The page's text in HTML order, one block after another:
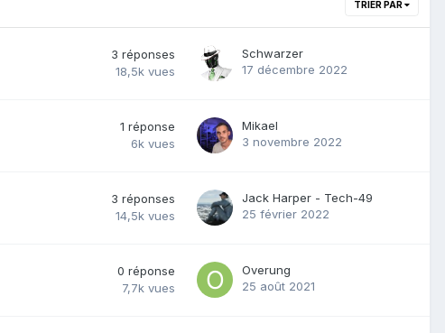
TRIER PAR
3 réponses
18,5k vues
Schwarzer
17 décembre 2022
1 réponse
6k vues
Mikael
3 novembre 2022
3 réponses
14,5k vues
Jack Harper - Tech-49
25 février 2022
0 réponse
7,7k vues
Overung
25 août 2021